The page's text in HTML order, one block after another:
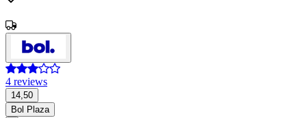
4 reviews
14,50
Bol Plaza